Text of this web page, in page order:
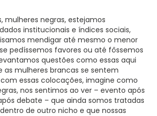
mulheres negras, estejamos
institucionais e índices sociais,
mendigar até mesmo o menor
pedíssemos favores ou até fôssemos
questões como essas aqui
as mulheres brancas se sentem
essas colocações, imagine como
nos sentimos ao ver – evento após
debate – que ainda somos tratadas
de outro nicho e que nossas